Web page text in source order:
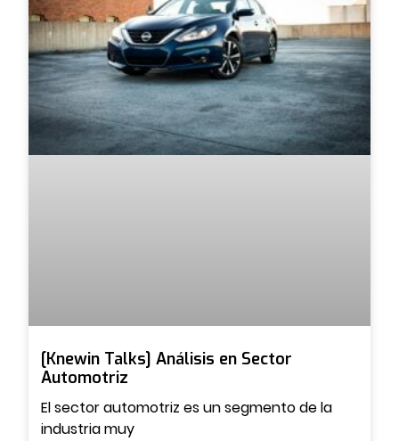
[Knewin Talks] Análisis en Sector
Automotriz
El sector automotriz es un segmento de la
industria muy